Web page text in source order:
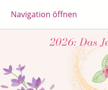
Navigation öffnen